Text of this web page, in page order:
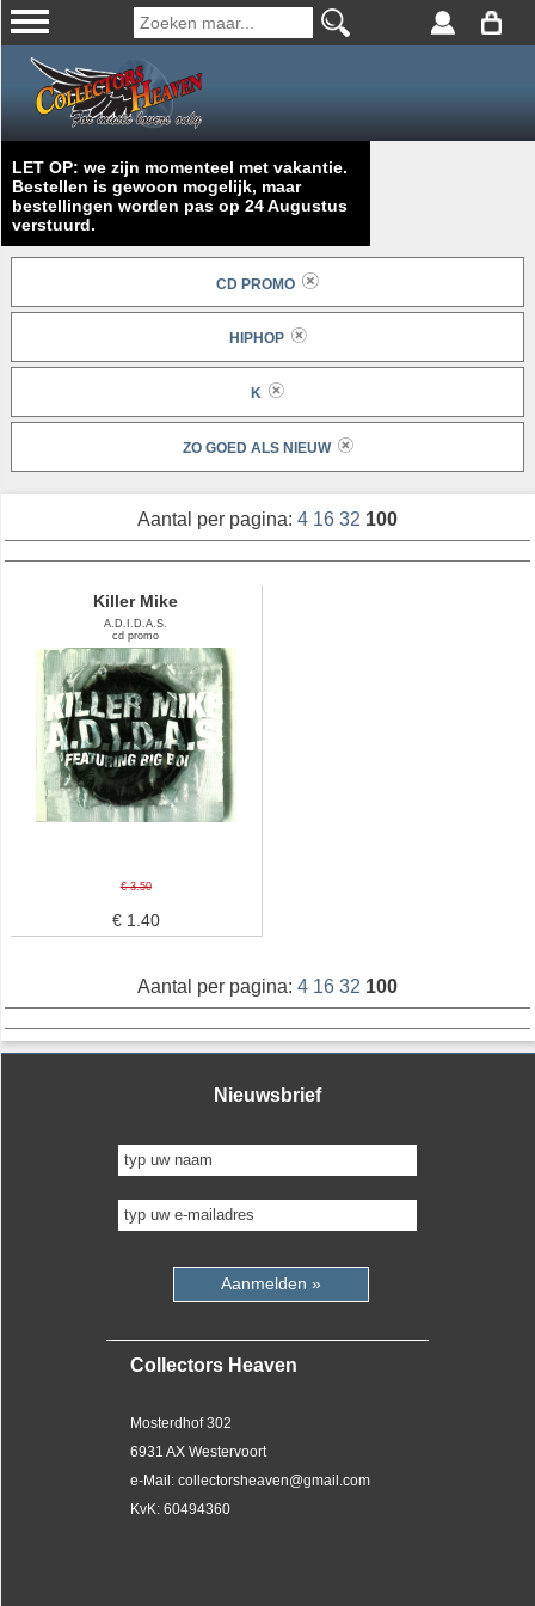
LET OP: we zijn momenteel met vakantie.
Bestellen is gewoon mogelijk, maar
bestellingen worden pas op 24 Augustus
verstuurd.
CD PROMO
HIPHOP
K
ZO GOED ALS NIEUW
Aantal per pagina: 4 16 32 100
Killer Mike
A.D.I.D.A.S.
cd promo
€ 3.50
€ 1.40
Aantal per pagina: 4 16 32 100
Nieuwsbrief
Aanmelden »
Collectors Heaven
Mosterdhof 302
6931 AX Westervoort
e-Mail: collectorsheaven@gmail.com
KvK: 60494360